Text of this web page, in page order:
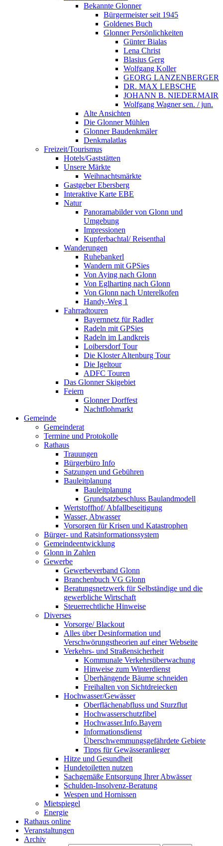
Bekannte Glonner
Bürgermeister seit 1945
Goldenes Buch
Glonner Persönlichkeiten
Günter Bialas
Lena Christ
Blasius Gerg
Wolfgang Koller
GEORG LANZENBERGER
DR. MAX LEBSCHE
JOHANN B. NIEDERMAIR
Wolfgang Wagner sen. / jun.
Alte Ansichten
Die Glonner Mühlen
Glonner Baudenkmäler
Denkmalatlas
Freizeit/Tourismus
Hotels/Gaststätten
Unsere Märkte
Weihnachtsmärkte
Gastgeber Ebersberg
Interaktive Karte EBE
Natur
Panoramabilder von Glonn und
Umgebung
Impressionen
Kupferbachtal/ Reisenthal
Wanderungen
Ruhebankerl
Wandern mit GPSies
Von Aying nach Glonn
Von Eglharting nach Glonn
Von Glonn nach Unterelkofen
Handy-Weg 1
Fahrradtouren
Bayernnetz für Radler
Radeln mit GPSies
Radeln im Landkreis
Loibersdorf Tour
Die Kloster Altenburg Tour
Die Igeltour
ADFC Touren
Das Glonner Skigebiet
Feiern
Glonner Dorffest
Nachtflohmarkt
Gemeinde
Gemeinderat
Termine und Protokolle
Rathaus
Trauungen
Bürgerbüro Info
Satzungen und Gebühren
Bauleitplanung
Bauleitplanung
Grundsatzbeschluss Baulandmodell
Wertstoffhof/ Abfallbeseitigung
Wasser, Abwasser
Vorsorgen für Krisen und Katastrophen
Bürger- und Ratsinformationssystem
Gemeindeentwicklung
Glonn in Zahlen
Gewerbe
Gewerbeverband Glonn
Branchenbuch VG Glonn
Beratungsnetzwerk für Selbständige und die
gewerbliche Wirtschaft
Steuerrechtliche Hinweise
Diverses
Vorsorge/ Blackout
Alles über Desinformation und
Verschwörungstheorien auf einer Webseite
Verkehrs- und Straßensicherheit
Kommunale Verkehrsüberwachung
Hinweise zum Winterdienst
Überhängende Bäume schneiden
Freihalten von Sichtdreiecken
Hochwasser/Gewässer
Oberflächenabfluss und Sturzflut
Hochwasserschutzfibel
Hochwasser.Info.Bayern
Informationsdienst
Überschwemmungsgefährdete Gebiete
Tipps für Gewässeranlieger
Hitze und Gesundheit
Hundetoiletten nutzen
Sachgemäße Entsorgung Ihrer Abwässer
Schulden-Insolvenz-Beratung
Wespen und Hornissen
Mietspiegel
Energie
Rathaus online
Veranstaltungen
Archiv